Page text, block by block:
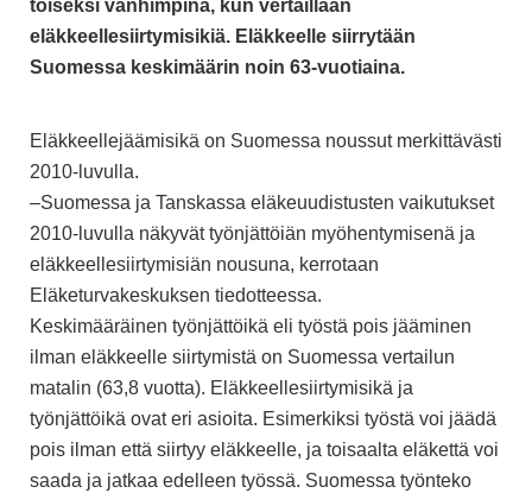
toiseksi vanhimpina, kun vertaillaan
eläkkeellesiirtymisikiä. Eläkkeelle siirrytään
Suomessa keskimäärin noin 63-vuotiaina.
Eläkkeellejäämisikä on Suomessa noussut merkittävästi
2010-luvulla.
–Suomessa ja Tanskassa eläkeuudistusten vaikutukset
2010-luvulla näkyvät työnjättöiän myöhentymisenä ja
eläkkeellesiirtymisiän nousuna, kerrotaan
Eläketurvakeskuksen tiedotteessa.
Keskimääräinen työnjättöikä eli työstä pois jääminen
ilman eläkkeelle siirtymistä on Suomessa vertailun
matalin (63,8 vuotta). Eläkkeellesiirtymisikä ja
työnjättöikä ovat eri asioita. Esimerkiksi työstä voi jäädä
pois ilman että siirtyy eläkkeelle, ja toisaalta eläkettä voi
saada ja jatkaa edelleen työssä. Suomessa työnteko